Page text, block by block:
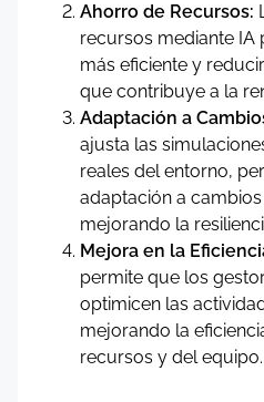
Ahorro de Recursos:
recursos mediante IA
más eficiente y
que contribuye a la
Adaptación a
ajusta las
reales del entorno,
adaptación a
mejorando la
Mejora en la
permite que los
optimicen las
mejorando la
recursos y del equipo.